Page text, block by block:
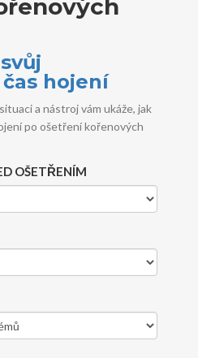
hojení
a nástroj vám ukáže, jak
po ošetření kořenových
OŠETŘENÍM